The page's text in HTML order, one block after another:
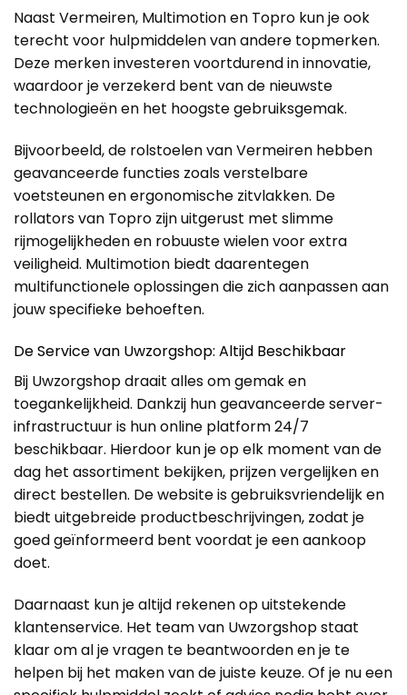
Naast Vermeiren, Multimotion en Topro kun je ook
terecht voor hulpmiddelen van andere topmerken.
Deze merken investeren voortdurend in innovatie,
waardoor je verzekerd bent van de nieuwste
technologieën en het hoogste gebruiksgemak.
Bijvoorbeeld, de rolstoelen van Vermeiren hebben
geavanceerde functies zoals verstelbare
voetsteunen en ergonomische zitvlakken. De
rollators van Topro zijn uitgerust met slimme
rijmogelijkheden en robuuste wielen voor extra
veiligheid. Multimotion biedt daarentegen
multifunctionele oplossingen die zich aanpassen aan
jouw specifieke behoeften.
De Service van Uwzorgshop: Altijd Beschikbaar
Bij Uwzorgshop draait alles om gemak en
toegankelijkheid. Dankzij hun geavanceerde server-
infrastructuur is hun online platform 24/7
beschikbaar. Hierdoor kun je op elk moment van de
dag het assortiment bekijken, prijzen vergelijken en
direct bestellen. De website is gebruiksvriendelijk en
biedt uitgebreide productbeschrijvingen, zodat je
goed geïnformeerd bent voordat je een aankoop
doet.
Daarnaast kun je altijd rekenen op uitstekende
klantenservice. Het team van Uwzorgshop staat
klaar om al je vragen te beantwoorden en je te
helpen bij het maken van de juiste keuze. Of je nu een